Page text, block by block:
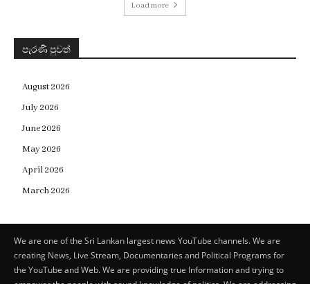
Load more
පැරණි පුවත්
August 2026
July 2026
June 2026
May 2026
April 2026
March 2026
We are one of the Sri Lankan largest news YouTube channels. We are
creating News, Live Stream, Documentaries and Political Programs for
the YouTube and Web. We are providing true Information and trying to